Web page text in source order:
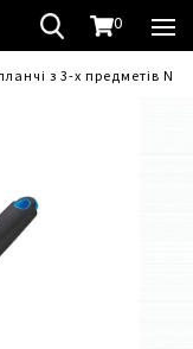
0
з 3-х предметів